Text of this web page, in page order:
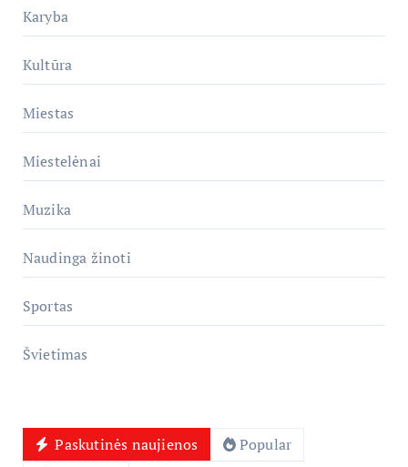
Karyba
Kultūra
Miestas
Miestelėnai
Muzika
Naudinga žinoti
Sportas
Švietimas
Paskutinės naujienos
Popular